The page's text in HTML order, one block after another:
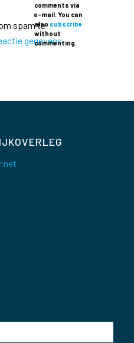
comments via
e-mail. You can
also subscribe
without
commenting.
spam te
gegevens